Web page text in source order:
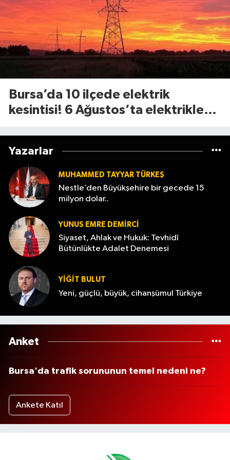
Bursa’da 10 ilçede elektrik
kesintisi! 6 Ağustos’ta elektrikler
Yazarlar
MUHAMMED TAYYAR TÜRKEŞ
Nestle’den Büyükşehire bir gecede 15
milyon dolar..
YUNUS EMRE DEMIRCI
Siyaset, Ahlak ve Hukuk: Tevhidî
Bütünlükte Adalet Denemesi
YİĞİT BULUT
Yeni, güçlü, büyük, cihanşümul Türkiye
Anket
Bursa'da trafik sorununun temel nedeni ne?
Ankete Katıl